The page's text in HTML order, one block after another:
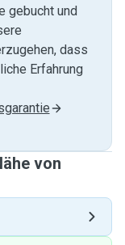
gebucht und
dass
Erfahrung
von